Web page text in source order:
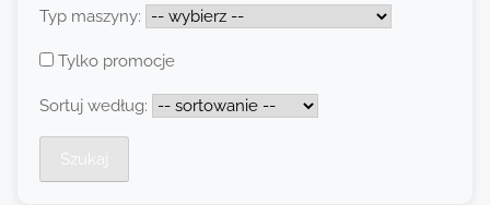
Typ maszyny:
Tylko promocje
Sortuj według: